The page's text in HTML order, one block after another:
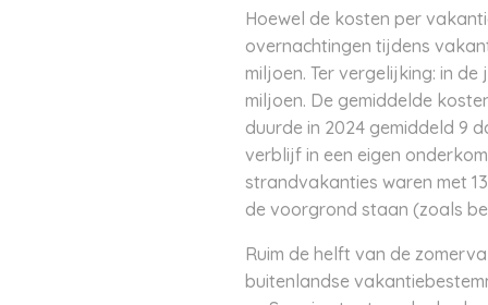
Hoewel de kosten per
overnachtingen tijdens
miljoen. Ter vergelijking: in
miljoen. De gemiddelde
duurde in 2024 gemiddeld 9
verblijf in een eigen
strandvakanties waren met
de voorgrond staan (zoals
Ruim de helft van de
buitenlandse